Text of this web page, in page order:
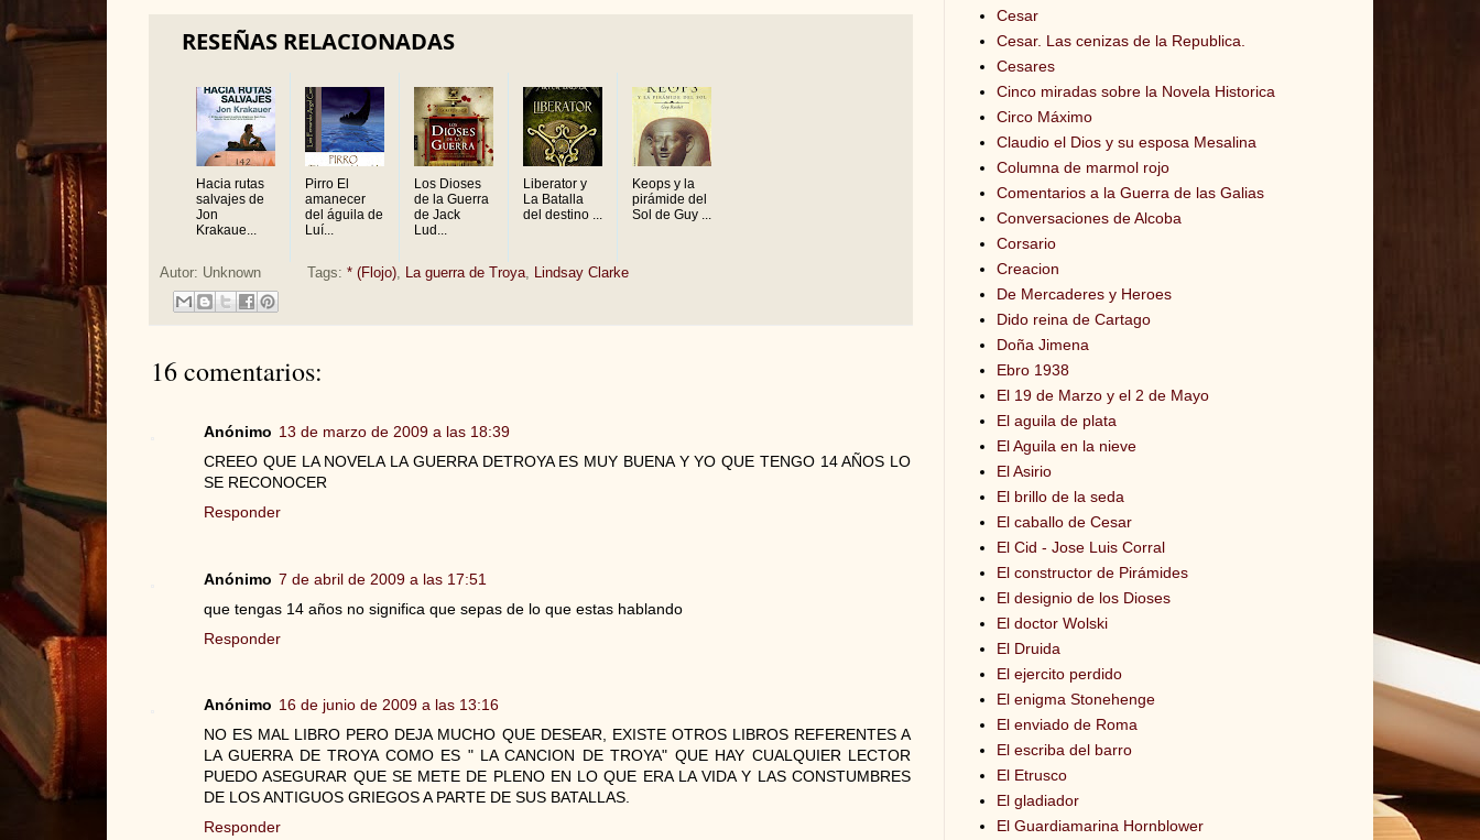
RESEÑAS RELACIONADAS
Hacia rutas
salvajes de
Jon
Krakaue...
Pirro El
amanecer
del águila de
Luí...
Los Dioses
de la Guerra
de Jack
Lud...
Liberator y
La Batalla
del destino ...
Keops y la
pirámide del
Sol de Guy ...
Autor: Unknown Tags: * (Flojo), La guerra de Troya, Lindsay Clarke
16 comentarios:
Anónimo 13 de marzo de 2009 a las 18:39
CREEO QUE LA NOVELA LA GUERRA DETROYA ES MUY BUENA Y YO QUE TENGO 14 AÑOS LO
SE RECONOCER
Responder
Anónimo 7 de abril de 2009 a las 17:51
que tengas 14 años no significa que sepas de lo que estas hablando
Responder
Anónimo 16 de junio de 2009 a las 13:16
NO ES MAL LIBRO PERO DEJA MUCHO QUE DESEAR, EXISTE OTROS LIBROS REFERENTES A
LA GUERRA DE TROYA COMO ES " LA CANCION DE TROYA" QUE HAY CUALQUIER LECTOR
PUEDO ASEGURAR QUE SE METE DE PLENO EN LO QUE ERA LA VIDA Y LAS CONSTUMBRES
DE LOS ANTIGUOS GRIEGOS A PARTE DE SUS BATALLAS.
Responder
Cesar
Cesar. Las cenizas de la Republica.
Cesares
Cinco miradas sobre la Novela Historica
Circo Máximo
Claudio el Dios y su esposa Mesalina
Columna de marmol rojo
Comentarios a la Guerra de las Galias
Conversaciones de Alcoba
Corsario
Creacion
De Mercaderes y Heroes
Dido reina de Cartago
Doña Jimena
Ebro 1938
El 19 de Marzo y el 2 de Mayo
El aguila de plata
El Aguila en la nieve
El Asirio
El brillo de la seda
El caballo de Cesar
El Cid - Jose Luis Corral
El constructor de Pirámides
El designio de los Dioses
El doctor Wolski
El Druida
El ejercito perdido
El enigma Stonehenge
El enviado de Roma
El escriba del barro
El Etrusco
El gladiador
El Guardiamarina Hornblower